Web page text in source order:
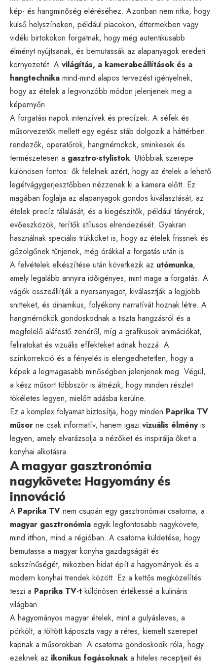
kép- és hangminőség eléréséhez. Azonban nem ritka, hogy
külső helyszíneken, például piacokon, éttermekben vagy
vidéki birtokokon forgatnak, hogy még autentikusabb
élményt nyújtsanak, és bemutassák az alapanyagok eredeti
környezetét. A világítás, a kamerabeállítások és a
hangtechnika mind-mind alapos tervezést igényelnek,
hogy az ételek a legvonzóbb módon jelenjenek meg a
képernyőn.
A forgatási napok intenzívek és precízek. A séfek és
műsorvezetők mellett egy egész stáb dolgozik a háttérben:
rendezők, operatőrök, hangmérnökök, sminkesek és
természetesen a gasztro-stylistok. Utóbbiak szerepe
különösen fontos: ők felelnek azért, hogy az ételek a lehető
legétvágygerjesztőbben nézzenek ki a kamera előtt. Ez
magában foglalja az alapanyagok gondos kiválasztását, az
ételek precíz tálalását, és a kiegészítők, például tányérok,
evőeszközök, terítők stílusos elrendezését. Gyakran
használnak speciális trükköket is, hogy az ételek frissnek és
gőzölgőnek tűnjenek, még órákkal a forgatás után is.
A felvételek elkészítése után következik az utómunka,
amely legalább annyira időigényes, mint maga a forgatás. A
vágók összeállítják a nyersanyagot, kiválasztják a legjobb
snitteket, és dinamikus, folyékony narratívát hoznak létre. A
hangmérnökök gondoskodnak a tiszta hangzásról és a
megfelelő aláfestő zenéről, míg a grafikusok animációkat,
feliratokat és vizuális effekteket adnak hozzá. A
színkorrekció és a fényelés is elengedhetetlen, hogy a
képek a legmagasabb minőségben jelenjenek meg. Végül,
a kész műsort többször is átnézik, hogy minden részlet
tökéletes legyen, mielőtt adásba kerülne.
Ez a komplex folyamat biztosítja, hogy minden Paprika TV
műsor ne csak informatív, hanem igazi vizuális élményis
legyen, amely elvarázsolja a nézőket és inspirálja őket a
konyhai alkotásra.
A magyar gasztronómia
nagykövete: Hagyomány és
innováció
A Paprika TV nem csupán egy gasztronómiai csatorna; a
magyar gasztronómia egyik legfontosabb nagykövete,
mind itthon, mind a régióban. A csatorna küldetése, hogy
bemutassa a magyar konyha gazdagságát és
sokszínűségét, miközben hidat épít a hagyományok és a
modern konyhai trendek között. Ez a kettős megközelítés
teszi a Paprika TV-t különösen értékessé a kulináris
világban.
A hagyományos magyar ételek, mint a gulyásleves, a
pörkölt, a töltött káposzta vagy a rétes, kiemelt szerepet
kapnak a műsorokban. A csatorna gondoskodik róla, hogy
ezeknek az ikonikus fogásoknak a hiteles receptjeit és